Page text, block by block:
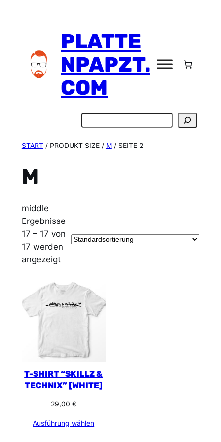
PLATTE
NPAPZT.
COM
START/ PRODUKT SIZE / M/ SEITE 2
M
middle
Ergebnisse
17 – 17 von
17 werden
angezeigt
T-SHIRT “SKILLZ &
TECHNIX” [WHITE]
29,00 €
Ausführung wählen